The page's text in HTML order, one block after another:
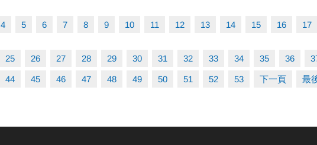
▪︎ 體適能(肌力體能) 分機 107
- 請攜帶發票及刷卡單【如發票有打統編須攜帶公司大小章】
4 5 6 7 8 9 10 11 12 13 14 15 16 17
25 26 27 28 29 30 31 32 33 34 35 36
44 45 46 47 48 49 50 51 52 53 下一頁 最